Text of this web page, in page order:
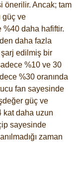
önerilir. Ancak; tam
güç ve
daha hafiftir.
daha fazla
edilmiş bir
%10 ve 30
%30 oranında
fan sayesinde
güç ve
kat daha uzun
sayesinde
zaman